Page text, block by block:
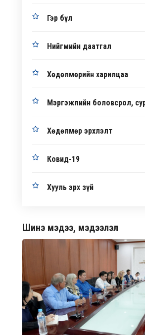
Гэр бүл
Нийгмийн даатгал
Хөдөлмөрийн харилцаа
Мэргэжлийн боловсрол,
Хөдөлмөр эрхлэлт
Ковид-19
Хууль эрх зүй
Шинэ мэдээ, мэдээлэл